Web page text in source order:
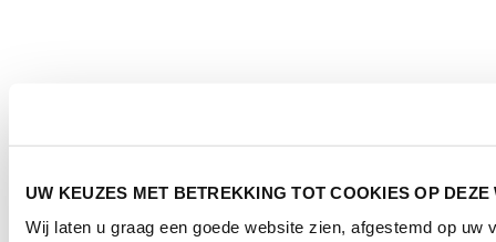
UW KEUZES MET BETREKKING TOT COOKIES OP DEZE
Wij laten u graag een goede website zien, afgestemd op